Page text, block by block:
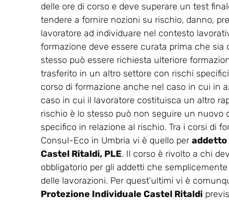
delle ore di corso e deve superare un test
tendere a fornire nozioni su rischio, danno,
lavoratore ad individuare nel contesto
formazione deve essere curata prima che
stesso può essere richiesta ulteriore
trasferito in un altro settore con rischi
corso di formazione anche nel caso in cui in
caso in cui il lavoratore costituisca un altro
rischio è lo stesso può non seguire un nuovo
specifico in relazione al rischio. Tra i corsi di
Consul-Eco in Umbria vi è quello per addetto
Castel Ritaldi, PLE. Il corso è rivolto a chi
obbligatorio per gli addetti che
delle lavorazioni. Per quest’ultimi vi è
Protezione Individuale Castel Ritaldi